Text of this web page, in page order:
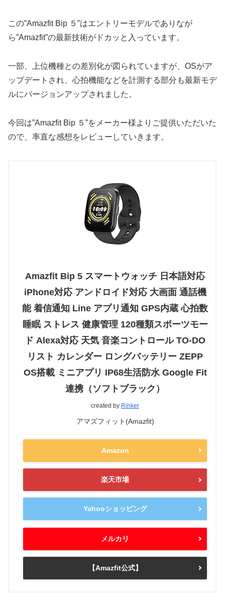
この”Amazfit Bip ５”はエントリーモデルでありなが
ら”Amazfit”の最新技術がドカッと入っています。
一部、上位機種との差別化が図られていますが、OSがア
ップデートされ、心拍機能などを計測する部分も最新モデ
ルにバージョンアップされました。
今回は”Amazfit Bip ５”をメーカー様よりご提供いただいた
ので、率直な感想をレビューしていきます。
Amazfit Bip 5 スマートウォッチ 日本語対応
iPhone対応 アンドロイド対応 大画面 通話機
能 着信通知 Line アプリ通知 GPS内蔵 心拍数
睡眠 ストレス 健康管理 120種類スポーツモー
ド Alexa対応 天気 音楽コントロール TO-DO
リスト カレンダー ロングバッテリー ZEPP
OS搭載 ミニアプリ IP68生活防水 Google Fit
連携（ソフトブラック）
created by Rinker
アマズフィット(Amazfit)
Amazon
楽天市場
Yahooショッピング
メルカリ
【Amazfit公式】